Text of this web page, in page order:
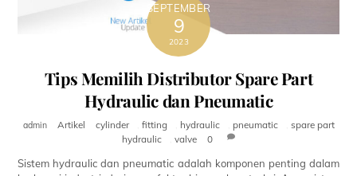
SEPTEMBER
9
2023
Tips Memilih Distributor Spare Part
Hydraulic dan Pneumatic
admin Artikel cylinder fitting hydraulic pneumatic
spare part
hydraulic
,valve 0
Sistem hydraulic dan pneumatic adalah komponen penting dalam